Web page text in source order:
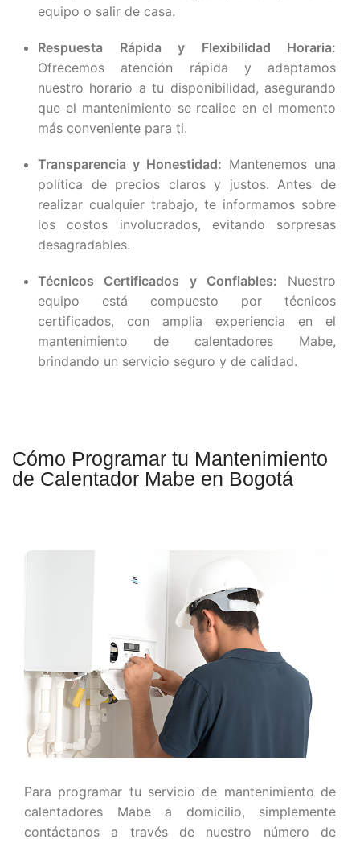
equipo o salir de casa.
Respuesta Rápida y Flexibilidad Horaria:
Ofrecemos atención rápida y adaptamos
nuestro horario a tu disponibilidad, asegurando
que el mantenimiento se realice en el momento
más conveniente para ti.
Transparencia y Honestidad: Mantenemos una
política de precios claros y justos. Antes de
realizar cualquier trabajo, te informamos sobre
los costos involucrados, evitando sorpresas
desagradables.
Técnicos Certificados y Confiables: Nuestro
equipo está compuesto por técnicos
certificados, con amplia experiencia en el
mantenimiento de calentadores Mabe,
brindando un servicio seguro y de calidad.
Cómo Programar tu Mantenimiento
de Calentador Mabe en Bogotá
Para programar tu servicio de mantenimiento de
calentadores Mabe a domicilio, simplemente
contáctanos a través de nuestro número de